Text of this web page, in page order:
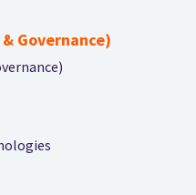
Governance)